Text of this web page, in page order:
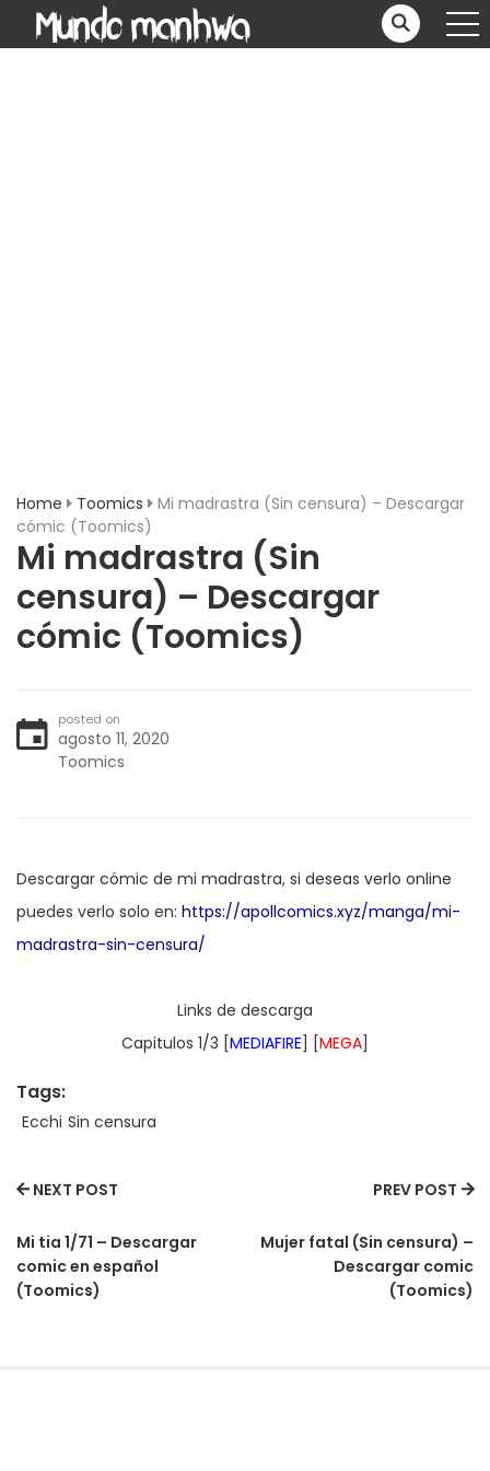
Home Toomics
Mi madrastra (Sin censura) – Descargar
cómic (Toomics)
Mi madrastra (Sin
censura) – Descargar
cómic (Toomics)
posted on
agosto 11, 2020
Toomics
Descargar cómic de mi madrastra, si deseas verlo online
puedes verlo solo en: https://apollcomics.xyz/manga/mi-
madrastra-sin-censura/
Links de descarga
Capitulos 1/3 [MEDIAFIRE] [MEGA]
Tags:
Ecchi Sin censura
NEXT POST
Mi tia 1/71 – Descargar
comic en español
(Toomics)
PREV POST
Mujer fatal (Sin censura) –
Descargar comic
(Toomics)